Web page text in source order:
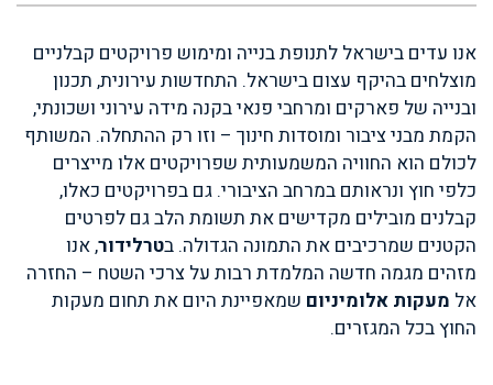
אנו עדים בישראל לתנופת בנייה ומימוש פרויקטים קבלניים
מוצלחים בהיקף עצום בישראל. התחדשות עירונית, תכנון
ובנייה של פארקים ומרחבי פנאי בקנה מידה עירוני ושכונתי,
הקמת מבני ציבור ומוסדות חינוך – וזו רק ההתחלה. המשותף
לכולם הוא החוויה המשמעותית שפרויקטים אלו מייצרים
כלפי חוץ ונראותם במרחב הציבורי. גם בפרויקטים כאלו,
קבלנים מובילים מקדישים את תשומת הלב גם לפרטים
הקטנים שמרכיבים את התמונה הגדולה. בטרלידור, אנו
מזהים מגמה חדשה המלמדת רבות על צרכי השטח – החזרה
אל מעקות אלומיניום שמאפיינת היום את תחום מעקות
החוץ בכל המגזרים.